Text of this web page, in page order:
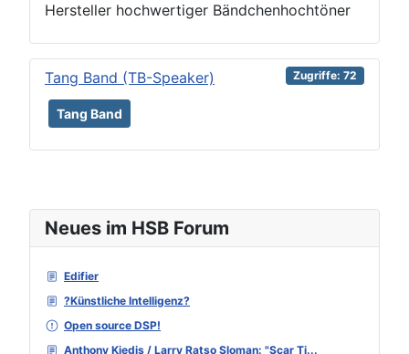
Neues im HSB Forum
Edifier
?Künstliche Intelligenz?
Open source DSP!
Anthony Kiedis / Larry Ratso Sloman: "Scar Ti...
Hersteller hochwertiger Bändchenhochtöner
Tang Band (TB-Speaker) Zugriffe: 72
Tang Band